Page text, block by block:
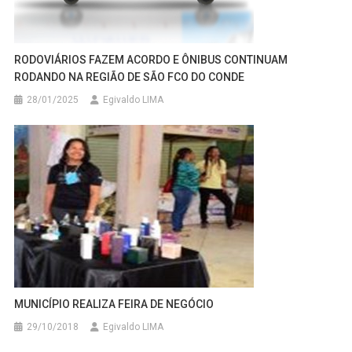
RODOVIÁRIOS FAZEM ACORDO E ÔNIBUS CONTINUAM
RODANDO NA REGIÃO DE SÃO FCO DO CONDE
28/01/2025 Egivaldo LIMA
MUNICÍPIO REALIZA FEIRA DE NEGÓCIO
29/10/2018 Egivaldo LIMA